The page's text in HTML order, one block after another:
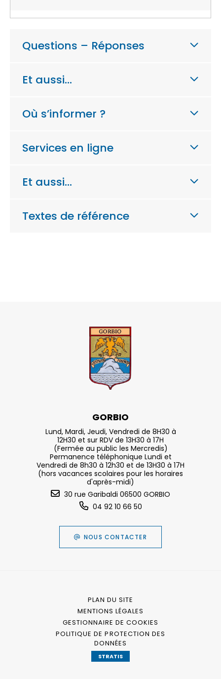
Questions – Réponses
Et aussi…
Où s’informer ?
Services en ligne
Et aussi…
Textes de référence
GORBIO
Lund, Mardi, Jeudi, Vendredi de 8H30 à
12H30 et sur RDV de 13H30 à 17H
(Fermée au public les Mercredis)
Permanence téléphonique Lundi et
Vendredi de 8h30 à 12h30 et de 13H30 à 17H
(hors vacances scolaires pour les horaires
d'après-midi)
30 rue Garibaldi 06500 GORBIO
04 92 10 66 50
NOUS CONTACTER
PLAN DU SITE
MENTIONS LÉGALES
GESTIONNAIRE DE COOKIES
POLITIQUE DE PROTECTION DES
DONNÉES
STRATIS